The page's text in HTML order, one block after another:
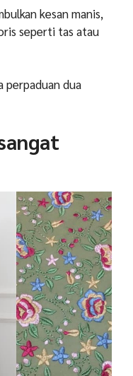
kesan manis,
seperti tas atau
perpaduan dua